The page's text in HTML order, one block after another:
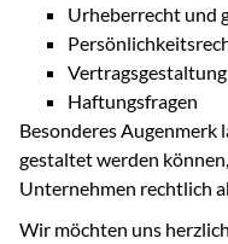
Urheberrecht und
Vertragsgestaltung
Haftungsfragen
Besonderes Augenmerk
gestaltet werden
Unternehmen rechtlich
Wir möchten uns